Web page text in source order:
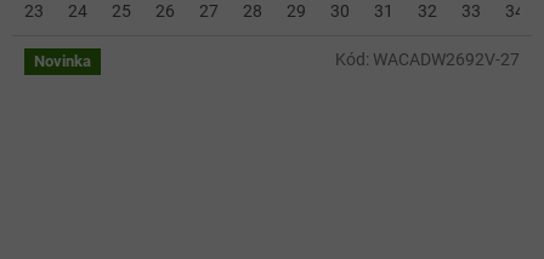
23 24 25 26 27 28 29 30 31 32 33 34
Novinka Kód: WACADW2692V-27